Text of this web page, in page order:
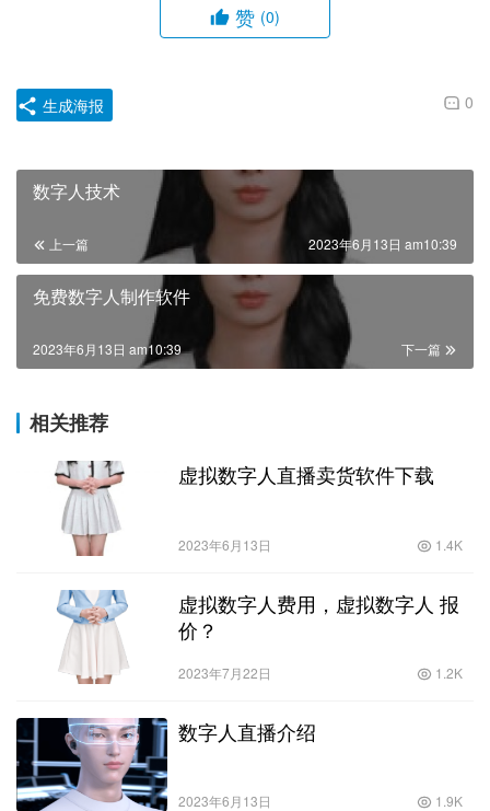
赞 (0)
0
生成海报
数字人技术
上一篇 2023年6月13日 am10:39
免费数字人制作软件
下一篇
2023年6月13日 am10:39
相关推荐
虚拟数字人直播卖货软件下载
2023年6月13日 1.4K
虚拟数字人费用，虚拟数字人 报
价？
2023年7月22日 1.2K
数字人直播介绍
2023年6月13日 1.9K